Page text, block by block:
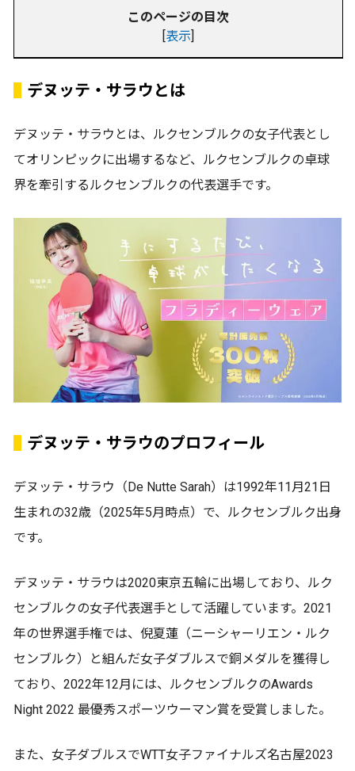
このページの目次
[表示]
デヌッテ・サラウとは
デヌッテ・サラウとは、ルクセンブルクの女子代表とし
てオリンピックに出場するなど、ルクセンブルクの卓球
界を牽引するルクセンブルクの代表選手です。
デヌッテ・サラウのプロフィール
デヌッテ・サラウ（De Nutte Sarah）は1992年11月21日
生まれの32歳（2025年5月時点）で、ルクセンブルク出身
です。
デヌッテ・サラウは2020東京五輪に出場しており、ルク
センブルクの女子代表選手として活躍しています。2021
年の世界選手権では、倪夏蓮（ニーシャーリエン・ルク
センブルク）と組んだ女子ダブルスで銅メダルを獲得し
ており、2022年12月には、ルクセンブルクのAwards
Night 2022 最優秀スポーツウーマン賞を受賞しました。
また、女子ダブルスでWTT女子ファイナルズ名古屋2023